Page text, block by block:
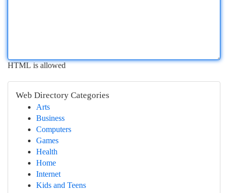
HTML is allowed
Web Directory Categories
Arts
Business
Computers
Games
Health
Home
Internet
Kids and Teens